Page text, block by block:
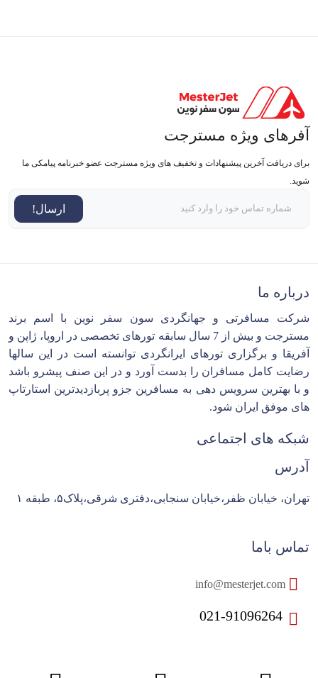
آفرهای ویژه مسترجت
برای دریافت آخرین پیشنهادات و تخفیف های ویژه مسترجت عضو خبرنامه پیامکی ما
شوید.
ارسال!
درباره ما
شرکت مسافرتی و جهانگردی سون سفر نوین با اسم برند
مسترجت و بیش از 7 سال سابقه تورهای تخصصی در اروپا، ژاپن و
آفریقا و برگزاری تورهای ایرانگردی توانسته است در این سالها
رضایت کامل مسافران را بدست آورد و در این صنف پیشرو باشد
و با بهترین سرویس دهی به مسافرین جزو پربازدیدترین استارتاپ
های موفق ایران شود.
شبکه های اجتماعی
آدرس
تهران، خیابان ظفر،خیابان سنجابی،دفتری شرقی،پلاک۵، طبقه ۱
تماس باما
021-91096264